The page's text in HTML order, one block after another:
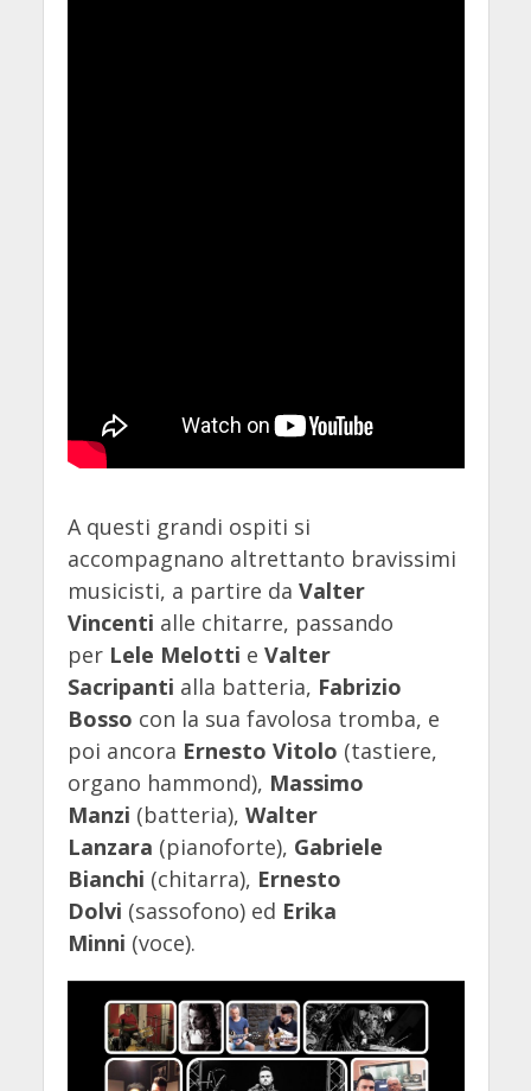
A questi grandi ospiti si
accompagnano altrettanto bravissimi
musicisti, a partire da Valter
Vincenti alle chitarre, passando
per Lele Melotti e Valter
Sacripanti alla batteria, Fabrizio
Bosso con la sua favolosa tromba, e
poi ancora Ernesto Vitolo (tastiere,
organo hammond), Massimo
Manzi (batteria), Walter
Lanzara (pianoforte), Gabriele
Bianchi (chitarra), Ernesto
Dolvi (sassofono) ed Erika
Minni (voce).